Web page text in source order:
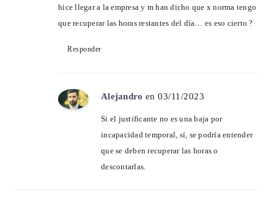
hice llegar a la empresa y m han dicho que x norma tengo
que recuperar las horas restantes del día… es eso cierto ?
Responder
Alejandro en 03/11/2023
Si el justificante no es una baja por
incapacidad temporal, sí, se podría entender
que se deben recuperar las horas o
descontarlas.